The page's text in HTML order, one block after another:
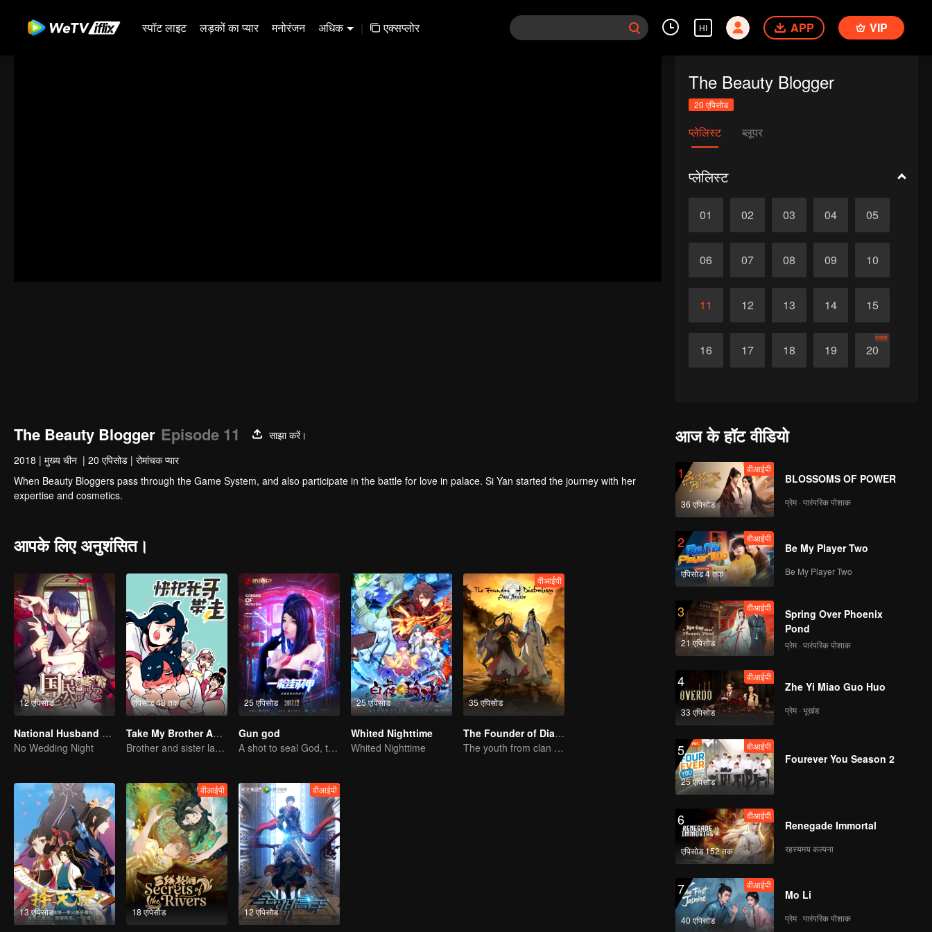
स्पॉट लाइट लड़कों का प्यार मनोरंजन अधिक | एक्सप्लोर HI APP VIP
The Beauty Blogger
20 एपिसोड
प्लेलिस्ट ब्लूपर
प्लेलिस्ट
01 02 03 04 05
06 07 08 09 10
11 12 13 14 15
16 17 18 19 20
समाप्त
The Beauty Blogger Episode 11
साझा करें।
2018 | मुख्य चीन | 20 एपिसोड | रोमांचक प्यार
When Beauty Bloggers pass through the Game System, and also participate in the battle for love in palace. Si Yan started the journey with her
expertise and cosmetics.
आपके लिए अनुशंसित।
12 एपिसोड
National Husband Bring Home SS1
No Wedding Night
एपिसोड 48 तक
Take My Brother Away
Brother and sister laugh so hard everyday.
25 एपिसोड
Gun god
A shot to seal God, this is our battle!
25 एपिसोड
Whited Nighttime
Whited Nighttime
35 एपिसोड
वीआईपी
The Founder of Diabolism
The youth from clan of cultivators killed the devils for the others
13 एपिसोड 18 एपिसोड
वीआईपी
12 एपिसोड
वीआईपी
आज के हॉट वीडियो
1
36 एपिसोड
वीआईपी
BLOSSOMS OF POWER
प्रेम · पारंपरिक पोशाक
2
एपिसोड 4 तक
वीआईपी
Be My Player Two
Be My Player Two
3
21 एपिसोड
वीआईपी
Spring Over Phoenix
Pond
प्रेम · पारंपरिक पोशाक
4
33 एपिसोड
वीआईपी
Zhe Yi Miao Guo Huo
प्रेम · भूखंड
5
25 एपिसोड
वीआईपी
Fourever You Season 2
6
एपिसोड 152 तक
वीआईपी
Renegade Immortal
रहस्यमय कल्पना
7
40 एपिसोड
वीआईपी
Mo Li
प्रेम · पारंपरिक पोशाक